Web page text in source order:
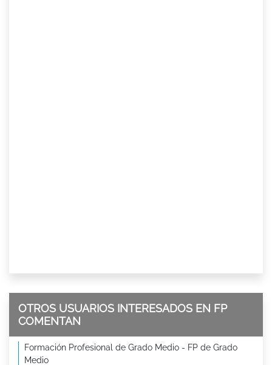
OTROS USUARIOS INTERESADOS EN FP
COMENTAN
Formación Profesional de Grado Medio - FP de Grado
Medio